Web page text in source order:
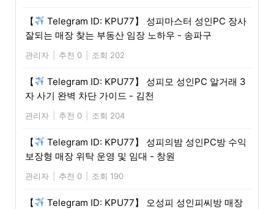
【
Telegram ID: KPU77】 성피마스터 성인PC 장사
잘되는 매장 찾는 부동산 임장 노하우 - 송파구
관리자 추천 0 조회 202
【
Telegram ID: KPU77】 성피모 성인PC 알거래 3
자 사기 완벽 차단 가이드 - 김천
관리자 추천 0 조회 204
【
Telegram ID: KPU77】 성피의밤 성인PC방 수익
보장형 매장 위탁 운영 및 임대 - 창원
관리자 추천 0 조회 190
【
Telegram ID: KPU77】 오성피 성인피씨방 매장